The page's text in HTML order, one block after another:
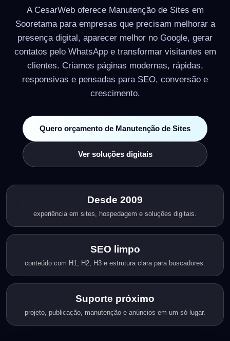
A CesarWeb oferece Manutenção de Sites em
Sooretama para empresas que precisam melhorar a
presença digital, aparecer melhor no Google, gerar
contatos pelo WhatsApp e transformar visitantes em
clientes. Criamos páginas modernas, rápidas,
responsivas e pensadas para SEO, conversão e
crescimento.
Quero orçamento de Manutenção de Sites
Ver soluções digitais
Desde 2009
experiência em sites, hospedagem e soluções digitais.
SEO limpo
conteúdo com H1, H2, H3 e estrutura clara para buscadores.
Suporte próximo
projeto, publicação, manutenção e anúncios em um só lugar.